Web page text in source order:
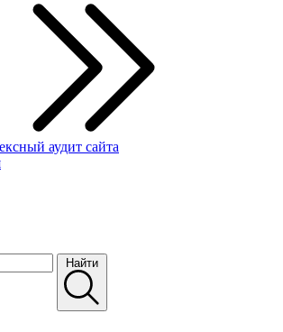
аудит сайта
Найти